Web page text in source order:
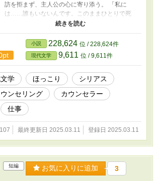
訪を拒まず、主人公の心に寄り添う。 「私に
は……誰もいないんです。このままひとりで死
んでいくしかないんです……」 そう語り涙をこ
ラーは晴らせることが出来るのか。 主人公の絶
望がカウンセラーによって少しだけ世界が開か
れる、静かな再生の物語。
小説 228,624 位 / 228,624件
現代文学 9,611 位 / 9,611件
学 ほっこり
シリアス
ンセリング
カウンセラー
仕事
最終更新日 2025.03.11 登録日 2025.03.11
短編 お気に入りに追加 3